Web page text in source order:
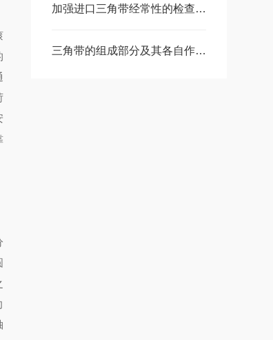
加强进口三角带经常性的检查调整和保养
三角带的组成部分及其各自作用分析